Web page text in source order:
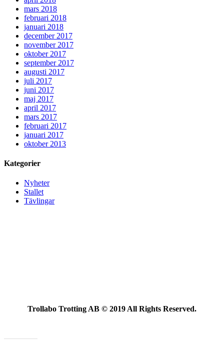
mars 2018
februari 2018
januari 2018
december 2017
november 2017
oktober 2017
september 2017
augusti 2017
juli 2017
juni 2017
maj 2017
april 2017
mars 2017
februari 2017
januari 2017
oktober 2013
Kategorier
Nyheter
Stallet
Tävlingar
Trollabo Trotting AB © 2019 All Rights Reserved.